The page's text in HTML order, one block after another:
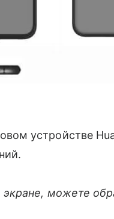
устройстве
можете